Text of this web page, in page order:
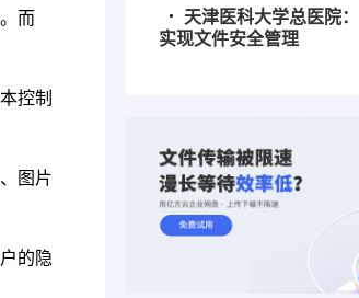
而
控制
图片
的隐
天津医科大学总医院
实现文件安全管理